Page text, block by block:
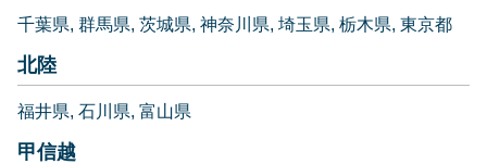
千葉県 群馬県 茨城県 神奈川県 埼玉県 栃木県 東京都
北陸
福井県 石川県 富山県
甲信越